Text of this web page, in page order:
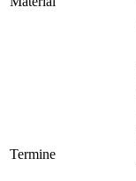
Termine